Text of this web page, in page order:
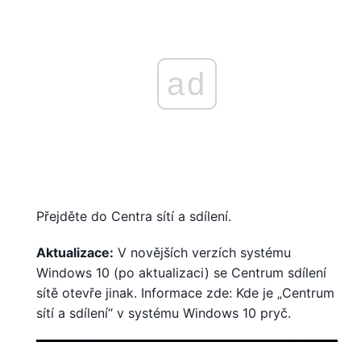
ad
Přejděte do Centra sítí a sdílení.
Aktualizace: V novějších verzích systému
Windows 10 (po aktualizaci) se Centrum sdílení
sítě otevře jinak. Informace zde: Kde je „Centrum
sítí a sdílení“ v systému Windows 10 pryč.